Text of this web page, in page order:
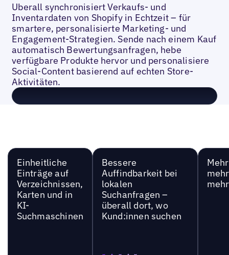
Uberall synchronisiert Verkaufs- und
Inventardaten von Shopify in Echtzeit – für
smartere, personalisierte Marketing- und
Engagement-Strategien. Sende nach einem Kauf
automatisch Bewertungsanfragen, hebe
verfügbare Produkte hervor und personalisiere
Social-Content basierend auf echten Store-
Aktivitäten.
Einheitliche
Einträge auf
Verzeichnissen,
Karten und in
KI-
Suchmaschinen
Bessere
Auffindbarkeit bei
lokalen
Suchanfragen –
überall dort, wo
Kund:innen suchen